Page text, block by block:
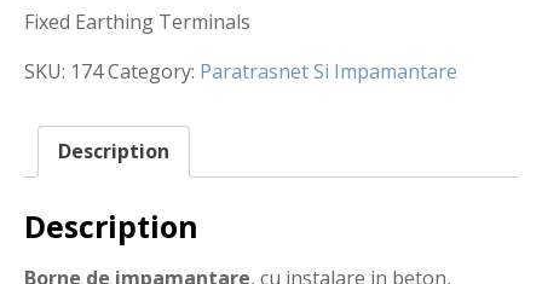
Fixed Earthing Terminals
SKU: 174Category: Paratrasnet Si Impamantare
Description
Description
Borne de impamantare, cu instalare in beton,